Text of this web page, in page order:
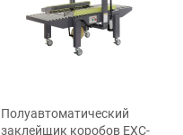
Полуавтоматический
заклейщик коробов EXC-